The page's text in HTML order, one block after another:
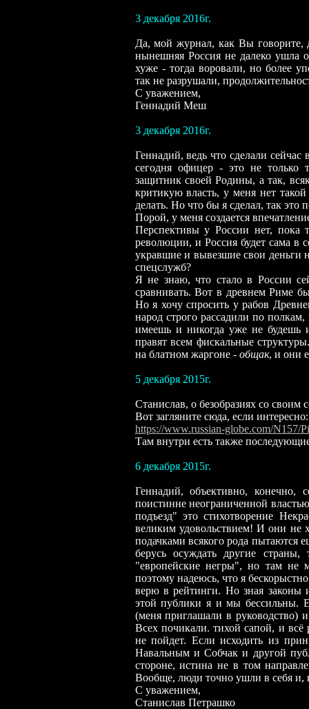
3 декабря 2016г.
Да, мой журнал, как Вы говорите,
нынешняя Россия не далеко ушла
хуже - тогда воровали, но более
так не разрушали,
С уважением,
Геннадий Меш
3 декабря 2016г.
Геннадий, ведь что сделали
сегодня офицер - это не только
защитник своей Родины, а так,
критикую власть, у меня нет
делать. Но что бы я сделал, так это
Порой, у меня создается
Перспективы у России нет,
революции, и Россия будет сама в
укравшие и вывезшие свои деньги
спецслужб?
Я не знаю, что стало в России
сравнивать. Вот в древнем Риме
Но я хочу спросить у рабов
народ строго рассадили по
имеешь и никогда уже не будешь
правят всем фискальные
на блатном жаргоне - общак, и они
5 декабря 2015г.
Станислав, обезобразиях со своим
Вот загляните сюда, если интересно:
https://www.russian-globe.com/N157/
Там внутри есть также
6 декабря 2015г.
Геннадий, объективно, конечно,
поистинне неограниченной
подъезд" это стихотворение
великим удовольствием! И они не
подачками всякого рода пытаются
берусь осуждать другие
"европейские негры", но там не
поэтому надеюсь, что я
верю в рейтинги. Но зная законы
этой публики я и мы бессильны.
(меня приглашали в руководство)
Всех почикали. тихой сапой, и всё
не пойдет. Если исходить из
Навальным и Собчак и другой
стороне, истина не в том
Вообще, люди точно ушли в себя и,
С уважением,
Станислав Петрашко